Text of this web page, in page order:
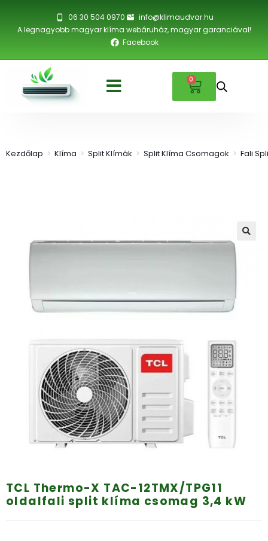
06 30 504 0970
info@klimaudvar.hu
A legnagyobb magyar klíma webáruház, magyar garanciával!
Facebook
0
Kezdőlap > Klíma > Split Klímák > Split Klíma Csomagok > Fali
TCL Thermo-X TAC-12TMX/TPG11
oldalfali split klíma csomag 3,4 kW